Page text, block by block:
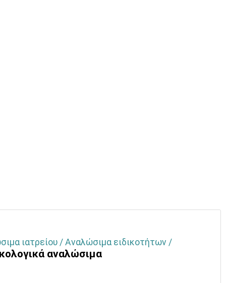
ιατρείου / Αναλώσιμα ειδικοτήτων /
αναλώσιμα